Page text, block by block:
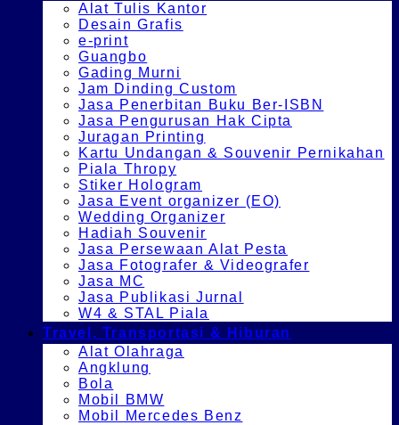
Alat Tulis Kantor
Desain Grafis
e-print
Guangbo
Gading Murni
Jam Dinding Custom
Jasa Penerbitan Buku Ber-ISBN
Jasa Pengurusan Hak Cipta
Juragan Printing
Kartu Undangan & Souvenir Pernikahan
Piala Thropy
Stiker Hologram
Jasa Event organizer (EO)
Wedding Organizer
Hadiah Souvenir
Jasa Persewaan Alat Pesta
Jasa Fotografer & Videografer
Jasa MC
Jasa Publikasi Jurnal
W4 & STAL Piala
Travel, Transportasi & Hiburan
Alat Olahraga
Angklung
Bola
Mobil BMW
Mobil Mercedes Benz